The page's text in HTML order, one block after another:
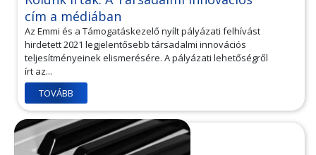
cím a médiában
Az Emmi és a Támogatáskezelő nyílt pályázati felhívást
hirdetett 2021 legjelentősebb társadalmi innovációs
teljesítményeinek elismerésére. A pályázati lehetőségről
írt az...
TOVÁBB